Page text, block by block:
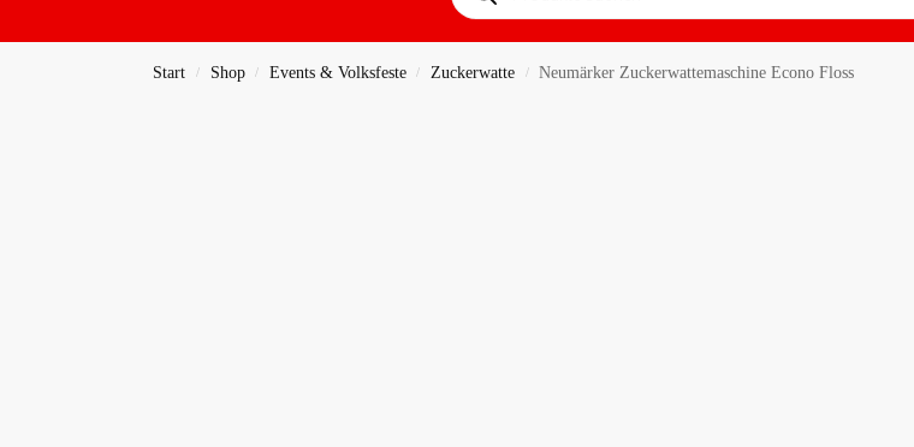
Start / Shop / Events & Volksfeste / Zuckerwatte / Neumärker Zuckerwattemaschine Econo Floss